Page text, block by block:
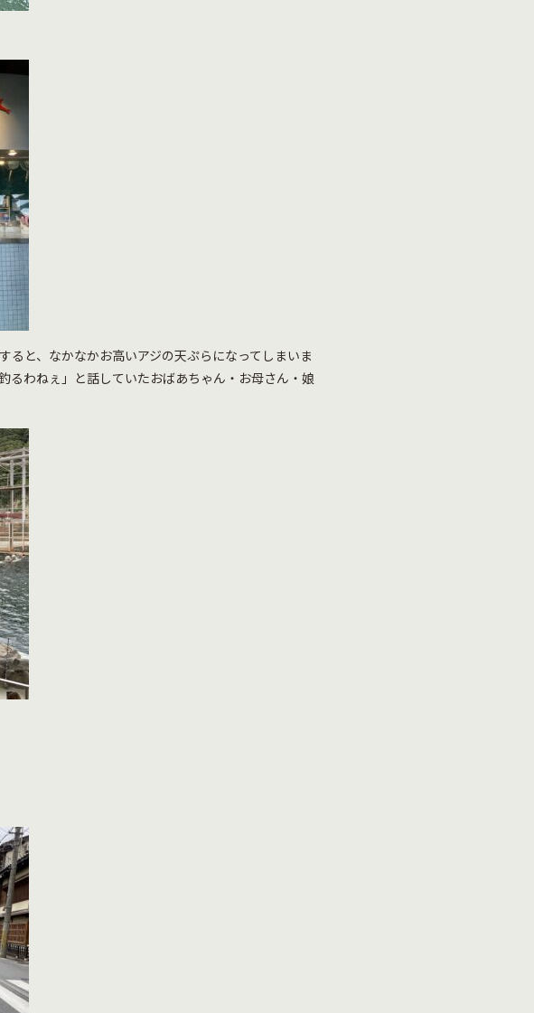
と、なかなかお高いアジの天ぷらになってしまいま
るわねぇ」と話していたおばあちゃん・お母さん・娘